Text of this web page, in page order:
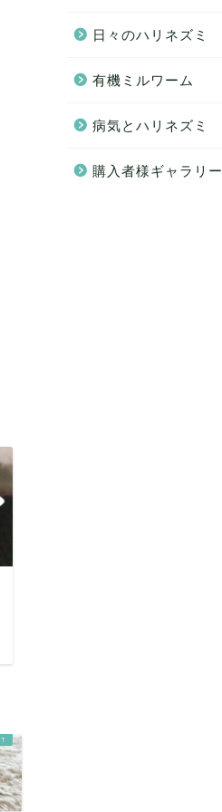
日々のハリネズミ
有機ミルワーム
病気とハリネズミ
購入者様ギャラリー